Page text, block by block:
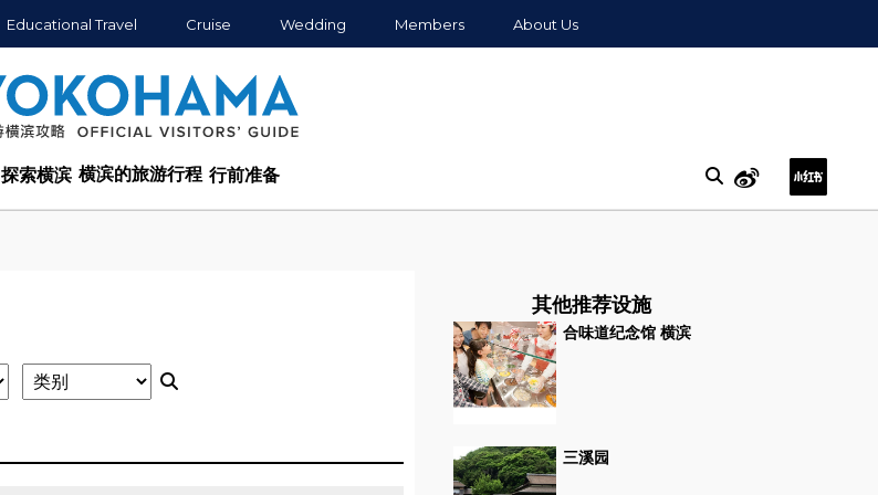
Educational Travel Cruise Wedding Members About Us
探索横滨 横滨的旅游行程 行前准备
其他推荐设施
合味道纪念馆 横滨
三溪园